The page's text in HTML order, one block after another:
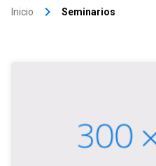
Inicio keyboard_arrow_right Seminarios